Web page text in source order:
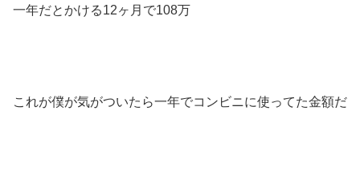
一年だとかける12ヶ月で108万
これが僕が気がついたら一年でコンビニに使ってた金額だ